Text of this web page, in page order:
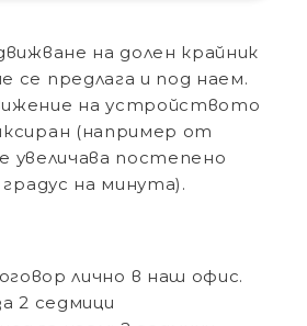
на долен крайник
предлага и под наем.
на устройството
(например от
увеличава постепено
на минута).
лично в наш офис.
2 седмици